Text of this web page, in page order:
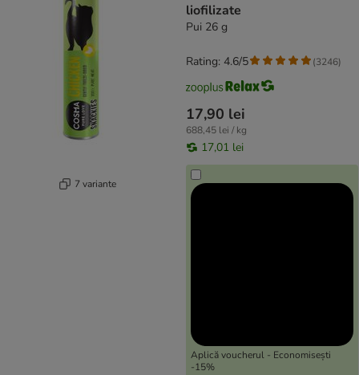
7 variante
liofilizate
Pui 26 g
17,90 lei
688,45 lei / kg
17,01 lei
Aplică voucherul - Economisești
-15%
Rating: 4.6/5 (3246)